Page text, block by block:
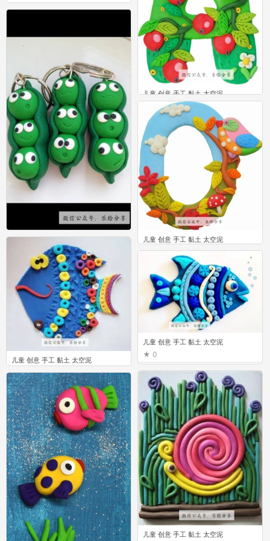
0
儿童 创意 手工 黏土 太空泥
0
儿童 创意 手工 黏土 太空泥
0
儿童 创意 手工 黏土 太空泥
0
儿童 创意 手工 黏土 太空泥
儿童 创意 手工 黏土 太空泥
儿童 创意 手工 黏土 太空泥